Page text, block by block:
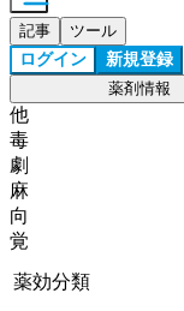
記事 ツール
ログイン 新規登録
薬剤情報
他
毒
劇
麻
向
覚
薬効分類